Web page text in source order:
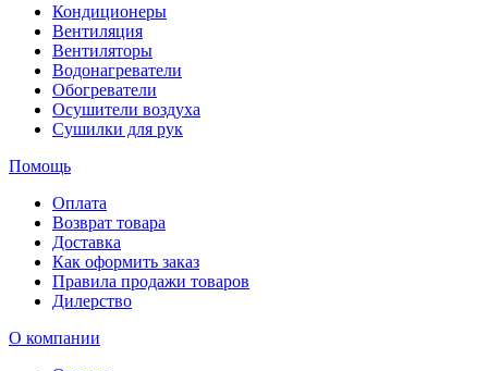
Кондиционеры
Вентиляция
Вентиляторы
Водонагреватели
Обогреватели
Осушители воздуха
Сушилки для рук
Помощь
Оплата
Возврат товара
Доставка
Как оформить заказ
Правила продажи товаров
Дилерство
О компании